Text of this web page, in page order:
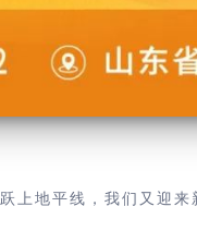
上地平线，我们又迎